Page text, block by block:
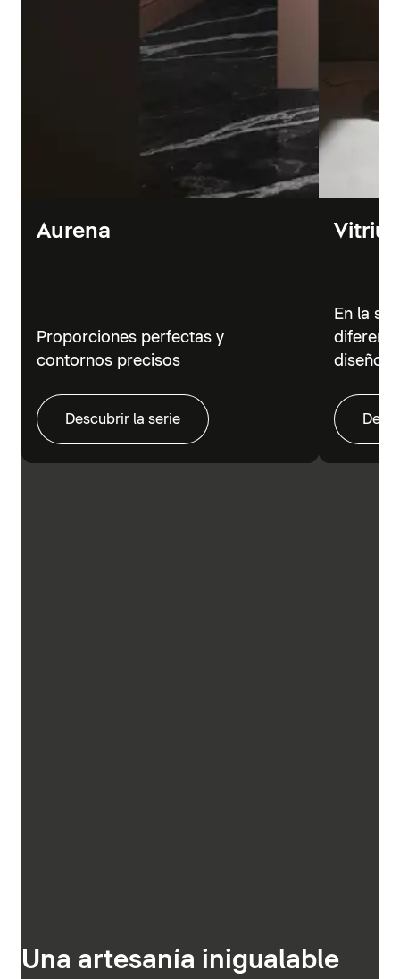
Aurena
Proporciones perfectas y
contornos precisos
Descubrir la serie
En la
diseño
Una artesanía inigualable